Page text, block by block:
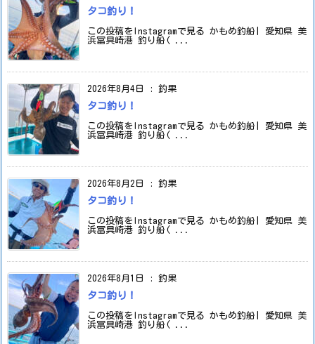
タコ釣り！
この投稿をInstagramで見る かもめ釣船| 愛知県 美
浜冨具崎港 釣り船( ...
2026年8月4日 : 釣果
タコ釣り！
この投稿をInstagramで見る かもめ釣船| 愛知県 美
浜冨具崎港 釣り船( ...
2026年8月2日 : 釣果
タコ釣り！
この投稿をInstagramで見る かもめ釣船| 愛知県 美
浜冨具崎港 釣り船( ...
2026年8月1日 : 釣果
タコ釣り！
この投稿をInstagramで見る かもめ釣船| 愛知県 美
浜冨具崎港 釣り船( ...